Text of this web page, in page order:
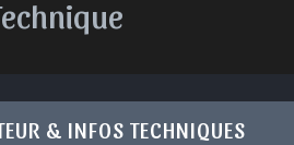
& INFOS TECHNIQUES